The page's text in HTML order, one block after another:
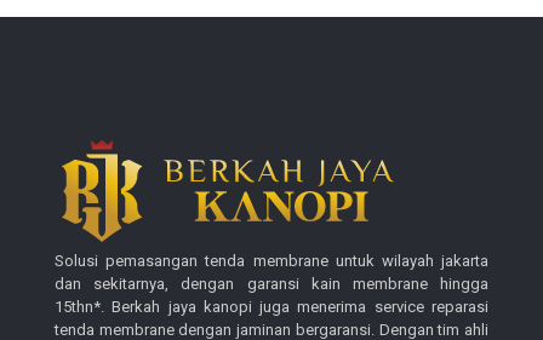
Solusi pemasangan tenda membrane untuk wilayah jakarta
dan sekitarnya, dengan garansi kain membrane hingga
15thn*. Berkah jaya kanopi juga menerima service reparasi
tenda membrane dengan jaminan bergaransi. Dengan tim ahli